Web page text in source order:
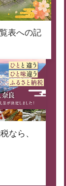
表への記
なら、